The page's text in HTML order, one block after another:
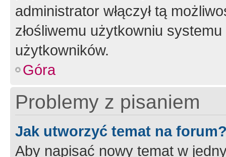
administrator włączył tą
złośliwemu użytkowniu
użytkowników.
Góra
Problemy z pisaniem
Jak utworzyć temat na
Aby napisać nowy temat w